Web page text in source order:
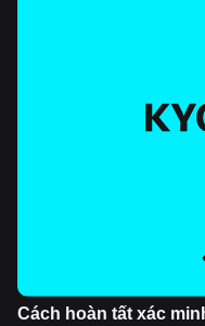
Cách hoàn tất xác